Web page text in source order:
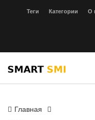
Теги Категории О
Главная